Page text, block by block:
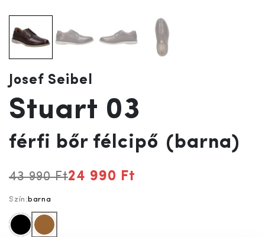
Josef Seibel
Stuart 03
férfi bőr félcipő (barna)
43 990 Ft24 990 Ft
Szín: barna
feketebarna